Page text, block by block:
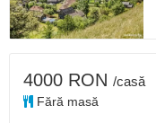
4000 RON /casă
Fără masă